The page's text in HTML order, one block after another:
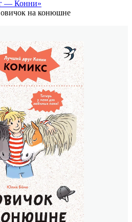
— Конни»
на конюшне